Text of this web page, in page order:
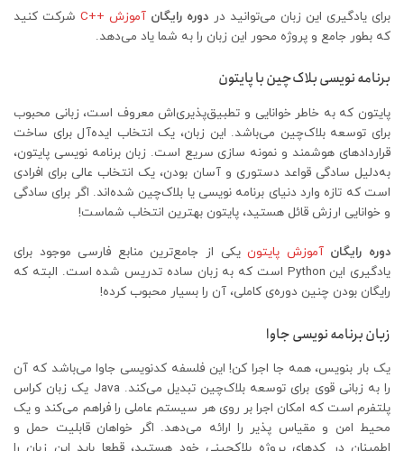
برای یادگیری این زبان می‌توانید در دوره رایگان آموزش ++C
شرکت کنید
که بطور جامع و پروژه محور این زبان را به شما یاد می‌دهد.
برنامه نویسی بلاک‌چین با پایتون
پایتون که به خاطر خوانایی و تطبیق‌پذیری‌اش معروف است، زبانی محبوب
برای توسعه بلاک‌چین می‌باشد. این زبان، یک انتخاب ایده‌آل برای ساخت
قراردادهای هوشمند و نمونه سازی سریع است. زبان برنامه نویسی پایتون،
به‌دلیل سادگی قواعد دستوری و آسان بودن، یک انتخاب عالی برای افرادی
است که تازه وارد دنیای برنامه نویسی یا بلاک‌چین شده‌اند. اگر برای سادگی
و خوانایی ارزش قائل هستید، پایتون بهترین انتخاب شماست!
دوره رایگانآموزش پایتونیکی از جامع‌ترین منابع فارسی موجود برای
یادگیری این Python است که به زبان ساده تدریس شده است. البته که
رایگان بودن چنین دوره‌ی کاملی، آن را بسیار محبوب کرده!
زبان برنامه نویسی جاوا
یک بار بنویس، همه جا اجرا کن! این فلسفه کدنویسی جاوا می‌باشد که آن
را به زبانی قوی برای توسعه بلاک‌چین تبدیل می‌کند. Java یک زبان کراس
پلتفرم است که امکان اجرا بر روی هر سیستم عاملی را فراهم می‌کند و یک
محیط امن و مقیاس پذیر را ارائه می‌دهد. اگر خواهان قابلیت حمل و